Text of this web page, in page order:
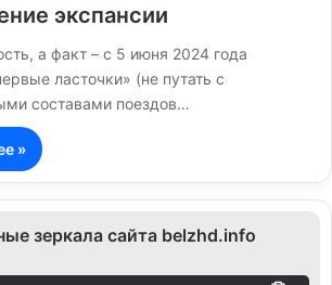
экспансии
а факт – с 5 июня 2024 года
ласточки» (не путать с
составами поездов…
»
зеркала сайта belzhd.info